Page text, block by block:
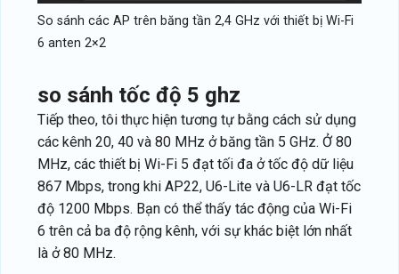
So sánh các AP trên băng tần 2,4 GHz với thiết bị Wi-Fi
6 anten 2×2
so sánh tốc độ 5 ghz
Tiếp theo, tôi thực hiện tương tự bằng cách sử dụng
các kênh 20, 40 và 80 MHz ở băng tần 5 GHz. Ở 80
MHz, các thiết bị Wi-Fi 5 đạt tối đa ở tốc độ dữ liệu
867 Mbps, trong khi AP22, U6-Lite và U6-LR đạt tốc
độ 1200 Mbps. Bạn có thể thấy tác động của Wi-Fi
6 trên cả ba độ rộng kênh, với sự khác biệt lớn nhất
là ở 80 MHz.